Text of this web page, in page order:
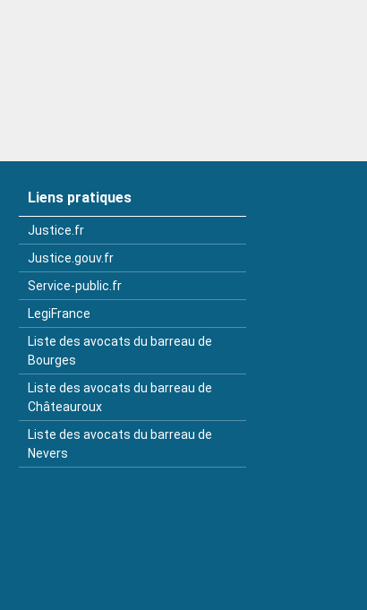
Liens pratiques
Justice.fr
Justice.gouv.fr
Service-public.fr
LegiFrance
Liste des avocats du barreau de
Bourges
Liste des avocats du barreau de
Châteauroux
Liste des avocats du barreau de
Nevers